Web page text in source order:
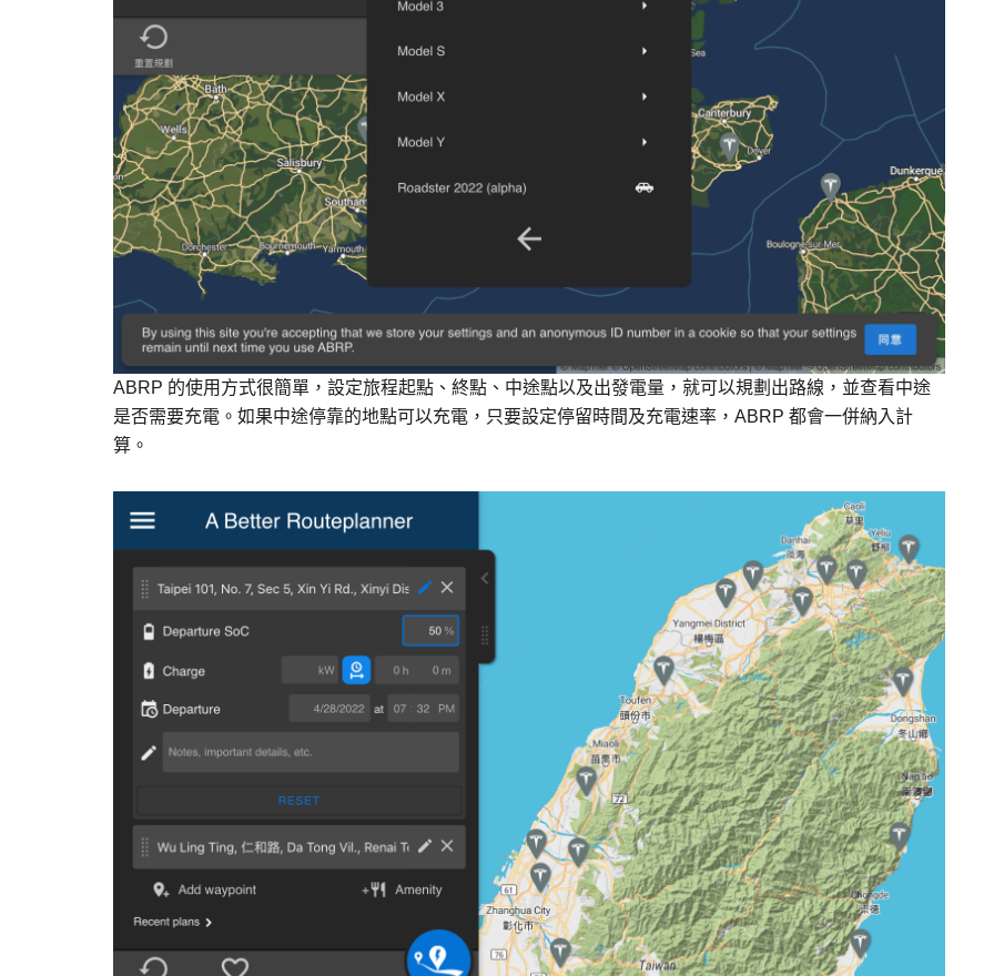
ABRP 的使用方式很簡單，設定旅程起點、終點、中途點以及出發電量，就可以規劃出路線，並查看中途
是否需要充電。如果中途停靠的地點可以充電，只要設定停留時間及充電速率，ABRP 都會一併納入計
算。